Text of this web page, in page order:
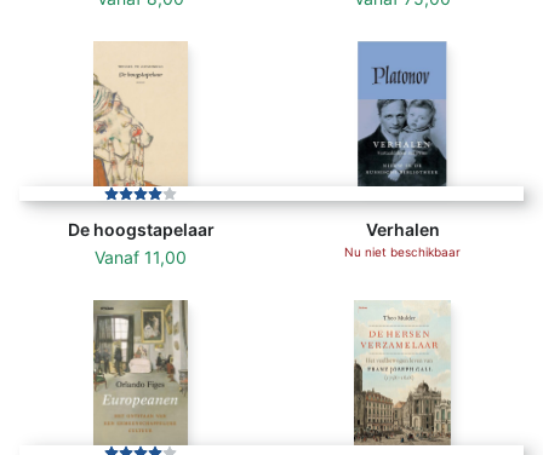
De hoogstapelaar
Vanaf 11,00
Verhalen
Nu niet beschikbaar